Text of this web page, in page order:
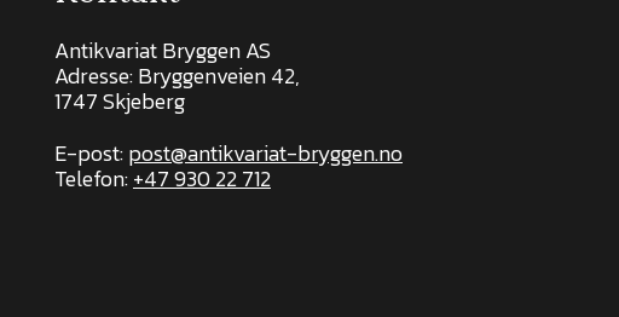
Antikvariat Bryggen AS
Adresse: Bryggenveien 42,
1747 Skjeberg
E-post:post@antikvariat-bryggen.no
Telefon:+47 930 22 712